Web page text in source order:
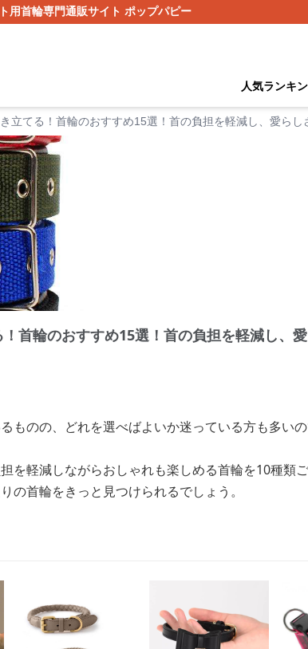
用首輪専門通販サイト ポップパピー
人気ランキ
立てる！首輪のおすすめ15選！首の負担を軽減し、愛らし
首輪のおすすめ15選！首の負担を軽減し、
ものの、どれを選べばよいか迷っている方も多い
を軽減しながらおしゃれも楽しめる首輪を10種類ご
の首輪をきっと見つけられるでしょう。